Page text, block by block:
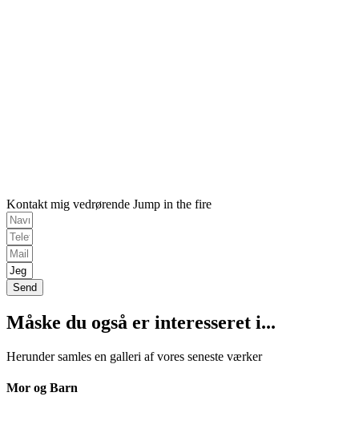
Kontakt mig vedrørende Jump in the fire
Send
Måske du også er interesseret i...
Herunder samles en galleri af vores seneste værker
Mor og Barn